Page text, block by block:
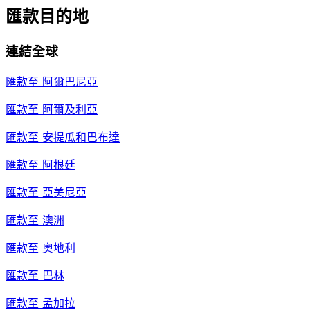
匯款目的地
連結全球
匯款至 阿爾巴尼亞
匯款至 阿爾及利亞
匯款至 安提瓜和巴布達
匯款至 阿根廷
匯款至 亞美尼亞
匯款至 澳洲
匯款至 奧地利
匯款至 巴林
匯款至 孟加拉